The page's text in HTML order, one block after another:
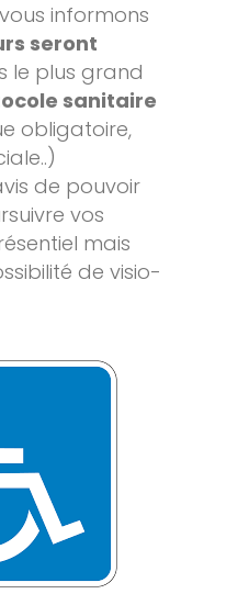
informons
seront
le plus grand
sanitaire
obligatoire,
de pouvoir
vos
mais
de visio-